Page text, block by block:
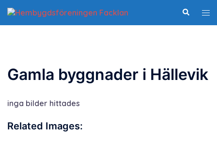
till
innehåll
Sök
Slå
Gamla byggnader i Hällevik
inga bilder hittades
Related Images: